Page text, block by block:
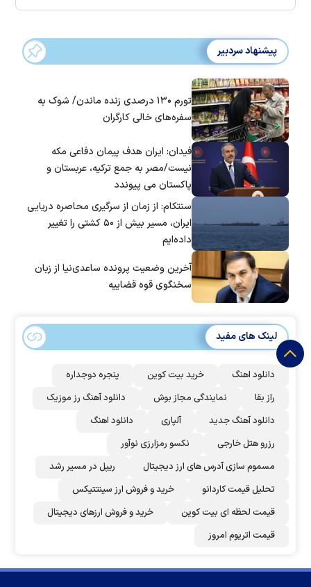
پیشنهاد سردبیر
تورم ۱۳۰ درصدی زنده ماندن/ شوک به
سفره‌های خالی کارگران
فیدان: ایران هدف پیمان دفاعی مکه
نیست/مصر به جمع ترکیه، عربستان و
پاکستان می پیوندد
سنتکام: از زمان از سرگیری محاصره دریایی
ایران، مسیر بیش از ۵۰ کشتی را تغییر
داده‌ایم
آخرین وضعیت پرونده ساعدی‌نیا از زبان
سخنگوی قوه قضاییه
لینک های مفید
دانلود اهنگ خرید بیت کوین
پنجره دوجداره
راز بقا
نمایندگی مجاز بوش
دانلود آهنگ رز‌ موزیک
دانلود آهنگ جدید
آلپاری
دانلود اهنگ
رزرو هتل خارجی
نکسو رمزارزی نوآور
مسموم سازی آدرس های ارز دیجیتال
ریپل در مسیر رشد
تحلیل قیمت کاردانو
خرید و فروش ارز سینتتیکس
قیمت لحظه ای بیت کوین
خرید و فروش ارزهای دیجیتال
قیمت اتریوم امروز